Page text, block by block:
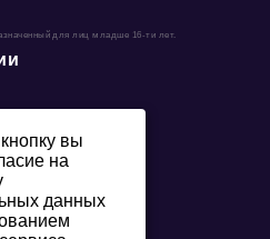
для лиц младше 16-ти лет.
вы
на
данных